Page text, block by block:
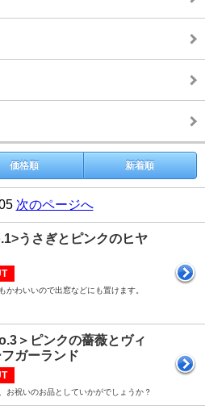
価格順 新着順
次のページへ
うさぎとピンクのヒヤ
かわいいので出窓などにも置けます。
＞ピンクの薔薇とヴィ
ガーランド
お祝いのお品としていかがでしょうか？